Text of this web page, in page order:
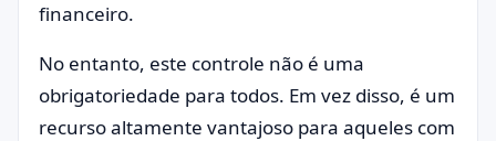
financeiro.
No entanto, este controle não é uma
obrigatoriedade para todos. Em vez disso, é um
recurso altamente vantajoso para aqueles com